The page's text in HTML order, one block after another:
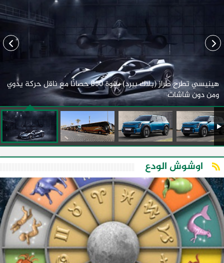
هينيسي تطرح طراز (بلاك بيرد) بقوة 850 حصانًا مع ناقل حركة يدوي
ومن دون شاشات
اوشوش الودع